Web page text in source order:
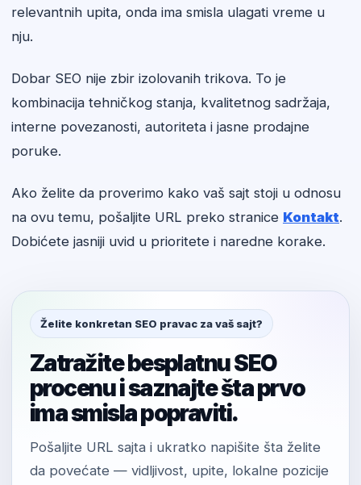
relevantnih upita, onda ima smisla ulagati vreme u
nju.
Dobar SEO nije zbir izolovanih trikova. To je
kombinacija tehničkog stanja, kvalitetnog sadržaja,
interne povezanosti, autoriteta i jasne prodajne
poruke.
Ako želite da proverimo kako vaš sajt stoji u odnosu
na ovu temu, pošaljite URL preko stranice Kontakt.
Dobićete jasniji uvid u prioritete i naredne korake.
Želite konkretan SEO pravac za vaš sajt?
Zatražite besplatnu SEO
procenu i saznajte šta prvo
ima smisla popraviti.
Pošaljite URL sajta i ukratko napišite šta želite
da povećate — vidljivost, upite, lokalne pozicije